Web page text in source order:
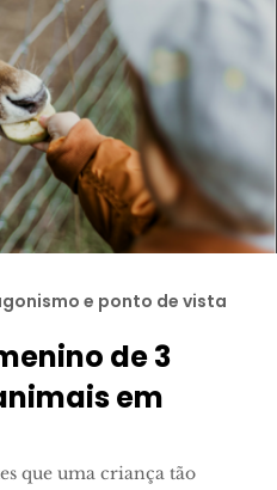
e ponto de vista
de 3
em
que uma criança tão